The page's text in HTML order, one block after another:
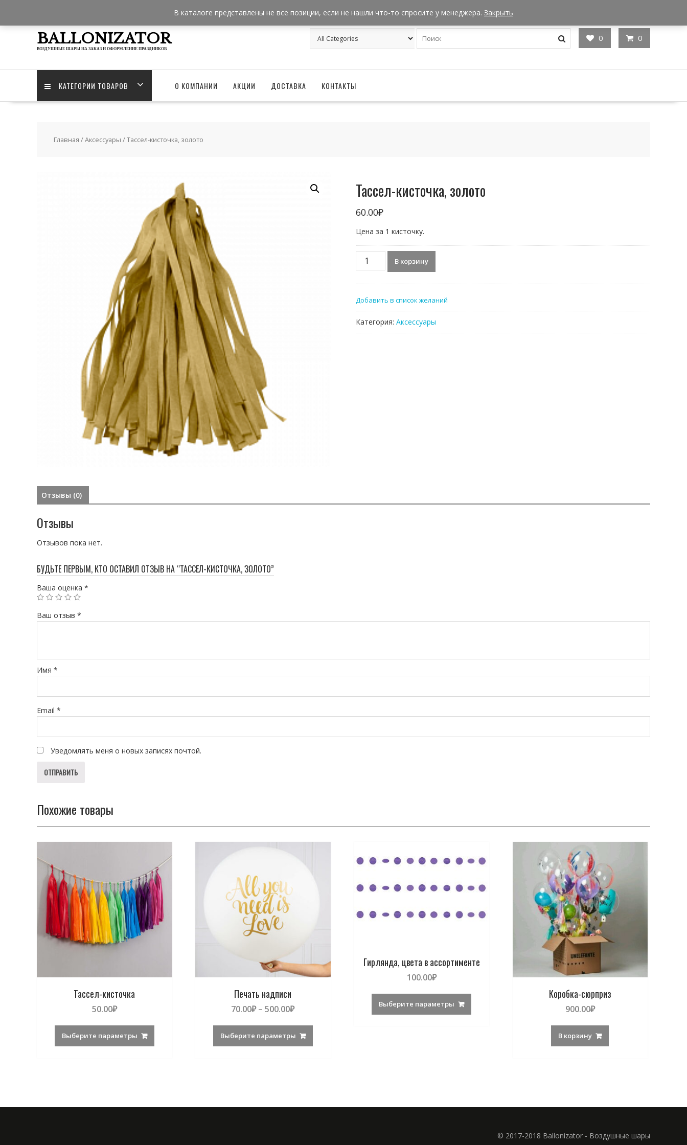
content
BALLONIZATOR
ВОЗДУШНЫЕ ШАРЫ НА ЗАКАЗ И ОФОРМЛЕНИЕ ПРАЗДНИКОВ
0 0
КАТЕГОРИИ ТОВАРОВ О КОМПАНИИ АКЦИИ ДОСТАВКА КОНТАКТЫ
Главная /Аксессуары / Тассел-кисточка, золото
Тассел-кисточка, золото
60.00₽
Цена за 1 кисточку.
Количество
товара
золото
В корзину
Добавить в список желаний
Категория: Аксессуары
Отзывы (0)
Отзывы
Отзывов пока нет.
БУДЬТЕ ПЕРВЫМ, КТО ОСТАВИЛ ОТЗЫВ НА “ТАССЕЛ-КИСТОЧКА, ЗОЛОТО”
Ваша оценка *
Ваш отзыв *
Имя *
Email *
Уведомлять меня о новых записях почтой.
Похожие товары
Тассел-кисточка
50.00₽
Выберите параметры
Печать надписи
70.00₽–500.00₽
Выберите параметры
Гирлянда, цвета в ассортименте
100.00₽
Выберите параметры
Коробка-сюрприз
900.00₽
В корзину
© 2017-2018 Ballonizator - Воздушные шары
В каталоге представлены не все позиции, если не нашли что-то спросите у менеджера. Закрыть